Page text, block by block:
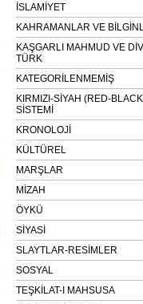
İSLAMİYET
KAHRAMANLAR VE
KAŞGARLI MAHMUD VE
TÜRK
KATEGORİLENMEMİŞ
KIRMIZI-SİYAH (RED-
SİSTEMİ
KRONOLOJİ
KÜLTÜREL
MARŞLAR
MİZAH
ÖYKÜ
SİYASİ
SLAYTLAR-RESİMLER
SOSYAL
TEŞKİLAT-I MAHSUSA